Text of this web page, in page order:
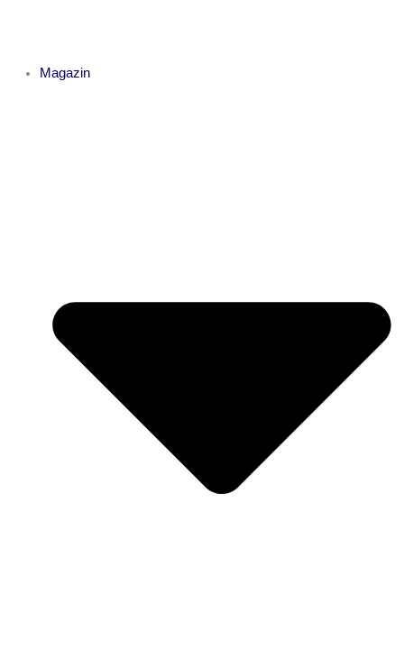
Magazin